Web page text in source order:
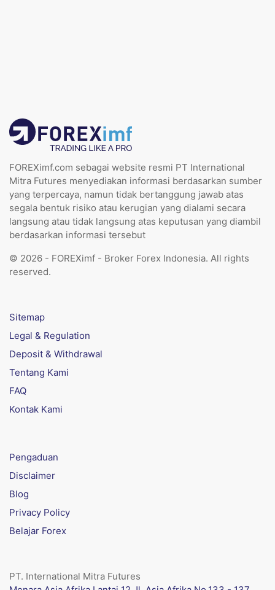
FOREXimf.com sebagai website resmi PT International
Mitra Futures menyediakan informasi berdasarkan sumber
yang terpercaya, namun tidak bertanggung jawab atas
segala bentuk risiko atau kerugian yang dialami secara
langsung atau tidak langsung atas keputusan yang diambil
berdasarkan informasi tersebut
© 2026 - FOREXimf - Broker Forex Indonesia. All rights
reserved.
Sitemap
Legal & Regulation
Deposit & Withdrawal
Tentang Kami
FAQ
Kontak Kami
Pengaduan
Disclaimer
Blog
Privacy Policy
Belajar Forex
PT. International Mitra Futures